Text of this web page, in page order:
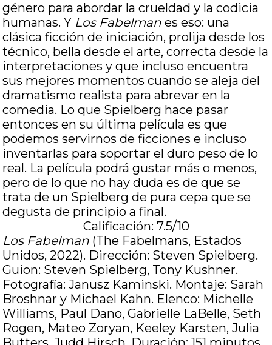
género para abordar la crueldad y la codicia
humanas. Y Los Fabelman es eso: una
clásica ficción de iniciación, prolija desde los
técnico, bella desde el arte, correcta desde la
interpretaciones y que incluso encuentra
sus mejores momentos cuando se aleja del
dramatismo realista para abrevar en la
comedia. Lo que Spielberg hace pasar
entonces en su última película es que
podemos servirnos de ficciones e incluso
inventarlas para soportar el duro peso de lo
real. La película podrá gustar más o menos,
pero de lo que no hay duda es de que se
trata de un Spielberg de pura cepa que se
degusta de principio a final.
Calificación: 7.5/10
Los Fabelman (The Fabelmans, Estados
Unidos, 2022). Dirección: Steven Spielberg.
Guion: Steven Spielberg, Tony Kushner.
Fotografía: Janusz Kaminski. Montaje: Sarah
Broshnar y Michael Kahn. Elenco: Michelle
Williams, Paul Dano, Gabrielle LaBelle, Seth
Rogen, Mateo Zoryan, Keeley Karsten, Julia